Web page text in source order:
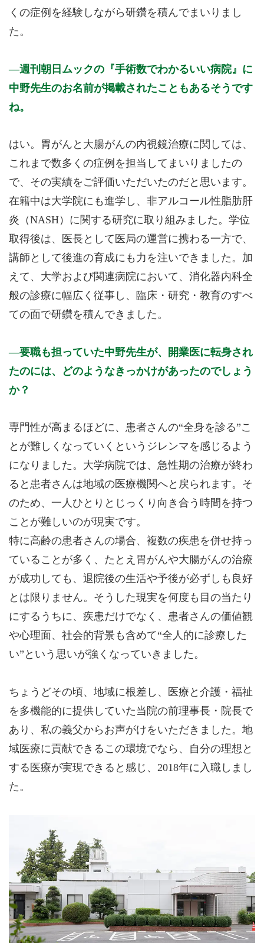
くの症例を経験しながら研鑽を積んでまいりまし
た。
週刊朝日ムックの『手術数でわかるいい病院』に
中野先生のお名前が掲載されたこともあるそうです
ね。
はい。胃がんと大腸がんの内視鏡治療に関しては、
これまで数多くの症例を担当してまいりましたの
で、その実績をご評価いただいたのだと思います。
在籍中は大学院にも進学し、非アルコール性脂肪肝
炎（NASH）に関する研究に取り組みました。学位
取得後は、医長として医局の運営に携わる一方で、
講師として後進の育成にも力を注いできました。加
えて、大学および関連病院において、消化器内科全
般の診療に幅広く従事し、臨床・研究・教育のすべ
ての面で研鑽を積んできました。
要職も担っていた中野先生が、開業医に転身され
たのには、どのようなきっかけがあったのでしょう
か？
専門性が高まるほどに、患者さんの“全身を診る”こ
とが難しくなっていくというジレンマを感じるよう
になりました。大学病院では、急性期の治療が終わ
ると患者さんは地域の医療機関へと戻られます。そ
のため、一人ひとりとじっくり向き合う時間を持つ
ことが難しいのが現実です。
特に高齢の患者さんの場合、複数の疾患を併せ持っ
ていることが多く、たとえ胃がんや大腸がんの治療
が成功しても、退院後の生活や予後が必ずしも良好
とは限りません。そうした現実を何度も目の当たり
にするうちに、疾患だけでなく、患者さんの価値観
や心理面、社会的背景も含めて“全人的に診療した
い”という思いが強くなっていきました。
ちょうどその頃、地域に根差し、医療と介護・福祉
を多機能的に提供していた当院の前理事長・院長で
あり、私の義父からお声がけをいただきました。地
域医療に貢献できるこの環境でなら、自分の理想と
する医療が実現できると感じ、2018年に入職しまし
た。